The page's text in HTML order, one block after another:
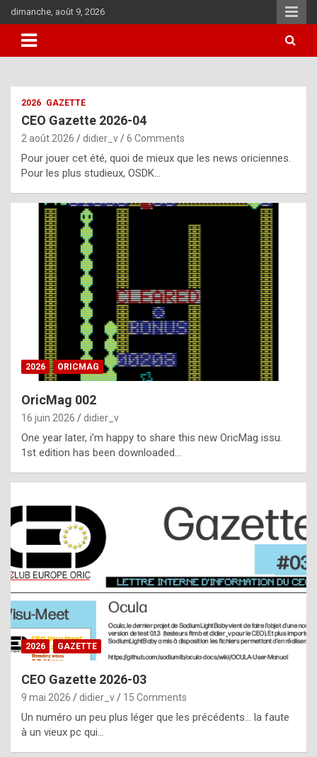
Skip
to
content
dimanche, août 9, 2026
i
u
l
y
d
i
ff
i
l
t
t
s
t
a
s
i
e
f
2026 GAZETTE
CEO Gazette 2026-04
2 août 2026 didier_v 6 Comments
Pour jouer cet été, quoi de mieux que les news oriciennes.
Pour les plus studieux, OSDK…
2026 ORICMAG
OricMag 002
16 juin 2026 didier_v
One year later, i’m happy to share this new OricMag issu.
1st edition has been downloaded…
2026 GAZETTE
CEO Gazette 2026-03
9 mai 2026 didier_v 15 Comments
Un numéro un peu plus léger que les précédents… la faute
à un vieux pc qui…